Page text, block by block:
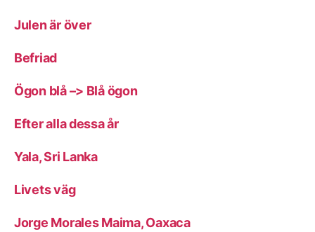
Julen är över
Befriad
Ögon blå –> Blå ögon
Efter alla dessa år
Yala, Sri Lanka
Livets väg
Jorge Morales Maima, Oaxaca